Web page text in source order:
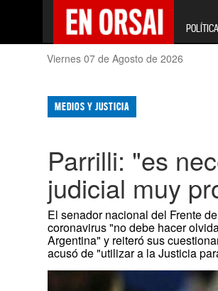
POLÍTICA
Viernes 07 de Agosto de 2026
MEDIOS Y JUSTICIA
Parrilli: "es
judicial muy
El senador nacional del Frente
coronavirus "no debe hacer
Argentina" y reiteró sus
acusó de "utilizar a la Justicia